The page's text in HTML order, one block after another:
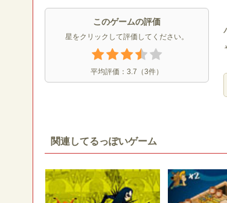
このゲームの評価
星をクリックして評価してください。
平均評価： 3.7 （3件）
関連してるっぽいゲーム